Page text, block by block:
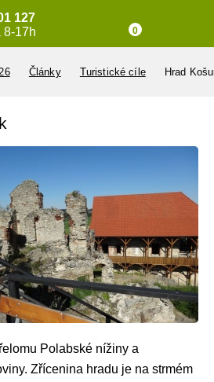
127
8-17h
0
Články Turistické cíle Hrad
Polabské nížiny a
Zřícenina hradu je na strmém